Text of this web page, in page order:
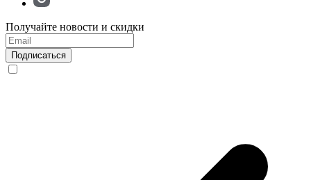
Получайте новости и скидки
Подписаться